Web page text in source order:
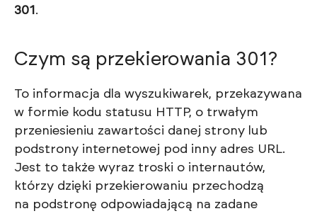
301 .
Czym są przekierowania 301?
To informacja dla wyszukiwarek, przekazywana
w formie kodu statusu HTTP, o trwałym
przeniesieniu zawartości danej strony lub
podstrony internetowej pod inny adres URL.
Jest to także wyraz troski o internautów,
którzy dzięki przekierowaniu przechodzą
na podstronę odpowiadającą na zadane